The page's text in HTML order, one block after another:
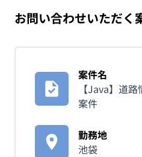
お問い合わせいただく
案件名
【Java】道
案件
勤務地
池袋